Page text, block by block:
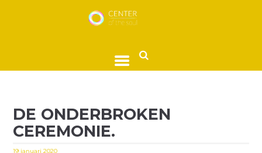
DE ONDERBROKEN
CEREMONIE.
19 januari 2020